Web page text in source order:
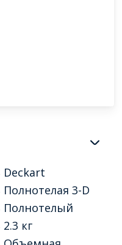
Deckart
Полнотелая 3-D
Полнотелый
2.3 кг